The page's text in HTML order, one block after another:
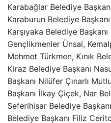
Karabağlar Belediye
Karaburun Belediye
Karşıyaka Belediye Başkanı
Gençlikmenler Ünsal,
Mehmet Türkmen, Kınık
Kiraz Belediye Başkanı
Başkanı Nilüfer Çınarlı
Başkanı İlkay Çiçek, Nar
Seferihisar Belediye
Belediye Başkanı Filiz